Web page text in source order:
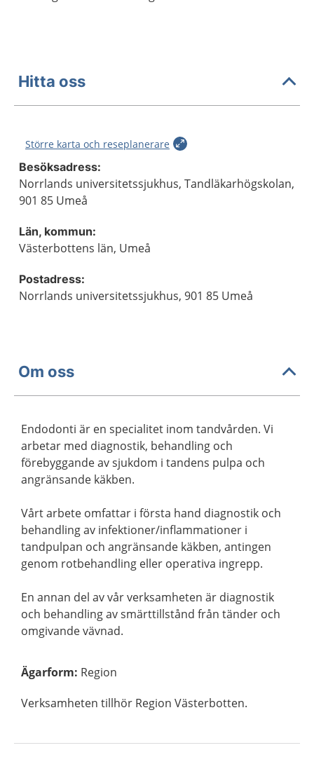
Hitta oss
Större karta och reseplanerare
Besöksadress:
Norrlands universitetssjukhus, Tandläkarhögskolan,
901 85 Umeå
Län, kommun:
Västerbottens län, Umeå
Postadress:
Norrlands universitetssjukhus, 901 85 Umeå
Om oss
Endodonti är en specialitet inom tandvården. Vi
arbetar med diagnostik, behandling och
förebyggande av sjukdom i tandens pulpa och
angränsande käkben.
Vårt arbete omfattar i första hand diagnostik och
behandling av infektioner/inflammationer i
tandpulpan och angränsande käkben, antingen
genom rotbehandling eller operativa ingrepp.
En annan del av vår verksamheten är diagnostik
och behandling av smärttillstånd från tänder och
omgivande vävnad.
Ägarform: Region
Verksamheten tillhör Region Västerbotten.